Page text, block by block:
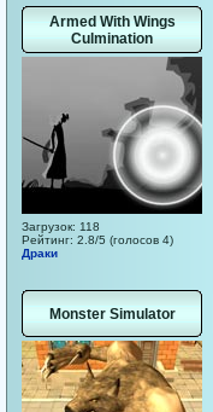
Armed With Wings
Culmination
Загрузок: 118
Рейтинг: 2.8/5 (голосов 4)
Драки
Monster Simulator